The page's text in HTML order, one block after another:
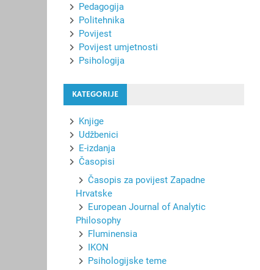
Pedagogija
Politehnika
Povijest
Povijest umjetnosti
Psihologija
KATEGORIJE
Knjige
Udžbenici
E-izdanja
Časopisi
Časopis za povijest Zapadne
Hrvatske
European Journal of Analytic
Philosophy
Fluminensia
IKON
Psihologijske teme